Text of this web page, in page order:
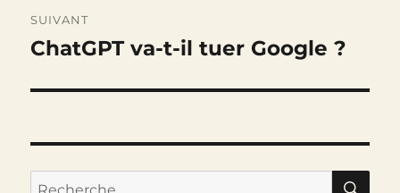
SUIVANT
Publication
ChatGPT va-t-il tuer Google ?
Recherche